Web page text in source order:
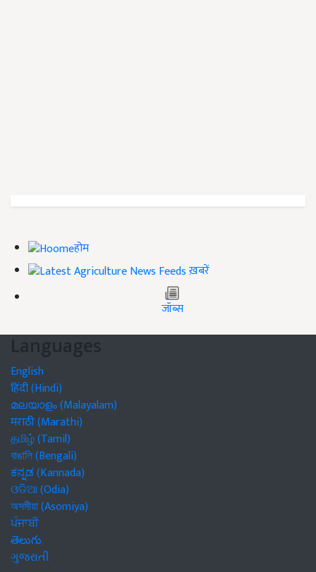
होम
ख़बरें
जॉब्स
Languages
English
हिंदी (Hindi)
മലയാളം (Malayalam)
मराठी (Marathi)
தமிழ் (Tamil)
বাঙালি (Bengali)
ಕನ್ನಡ (Kannada)
ଓଡିଆ (Odia)
অসমীয়া (Asomiya)
ਪੰਜਾਬੀ
తెలుగు
ગુજરાતી